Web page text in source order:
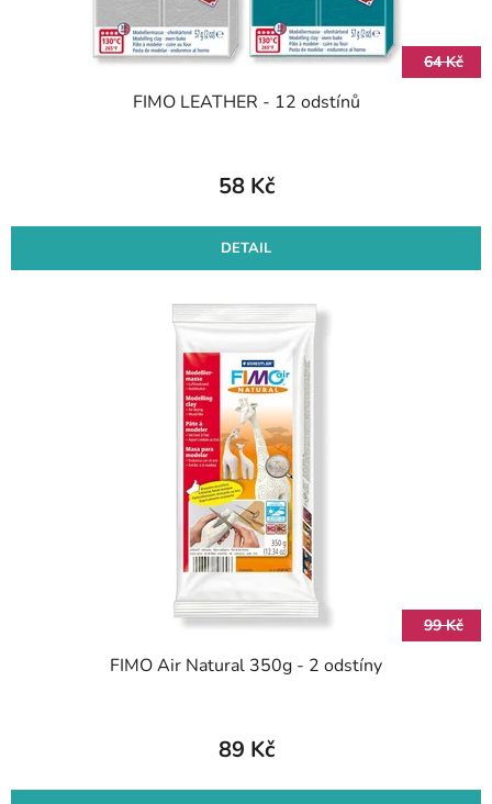
64 Kč
FIMO LEATHER - 12 odstínů
58 Kč
DETAIL
99 Kč
FIMO Air Natural 350g - 2 odstíny
89 Kč